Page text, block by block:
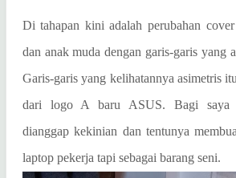
Di tahapan kini adalah perubahan
dan anak muda dengan garis-garis yang
Garis-garis yang kelihatannya asimetris
dari logo A baru ASUS. Bagi saya
dianggap kekinian dan tentunya
laptop pekerja tapi sebagai barang seni.